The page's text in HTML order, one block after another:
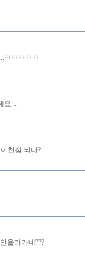
ㅋㅋㅋㅋㅋ
요...
천점 되나?
올라가네???